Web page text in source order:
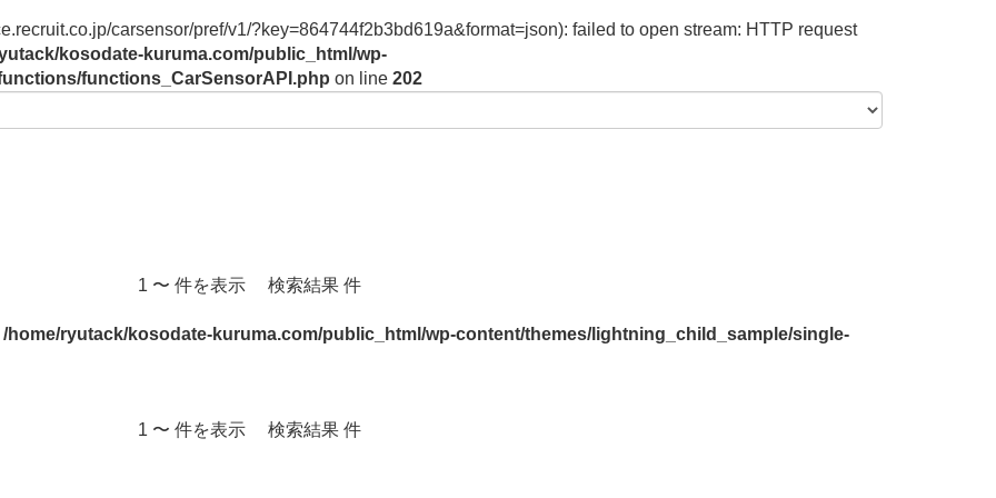
carsensor/pref/v1/?key=864744f2b3bd619a&format=json): failed to open stream: HTTP request
kosodate-kuruma.com/public_html/wp-
functions_CarSensorAPI.php on line 202
1 〜 件を表示 検索結果 件
/home/ryutack/kosodate-kuruma.com/public_html/wp-content/themes/lightning_child_sample/single-
1 〜 件を表示 検索結果 件